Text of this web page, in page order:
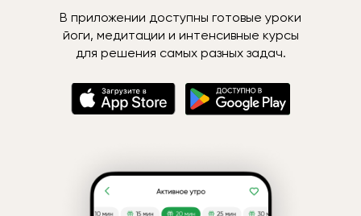
В приложении доступны готовые уроки
йоги, медитации и интенсивные курсы
для решения самых разных задач.